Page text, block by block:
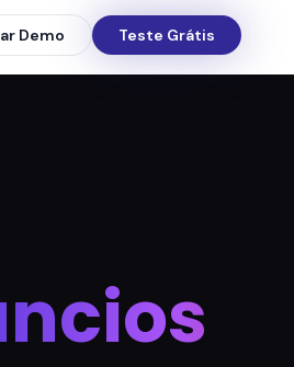
Demo Teste Grátis